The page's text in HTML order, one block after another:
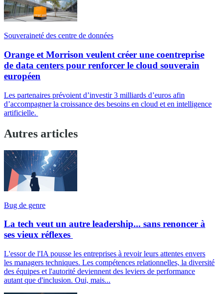
Souveraineté des centre de données
Orange et Morrison veulent créer une coentreprise
de data centers pour renforcer le cloud souverain
européen
Les partenaires prévoient d’investir 3 milliards d’euros afin
d’accompagner la croissance des besoins en cloud et en intelligence
artificielle.
Autres articles
Bug de genre
La tech veut un autre leadership... sans renoncer à
ses vieux réflexes
L'essor de l'IA pousse les entreprises à revoir leurs attentes envers
les managers techniques. Les compétences relationnelles, la diversité
des équipes et l'autorité deviennent des leviers de performance
autant que d'inclusion. Oui, mais...